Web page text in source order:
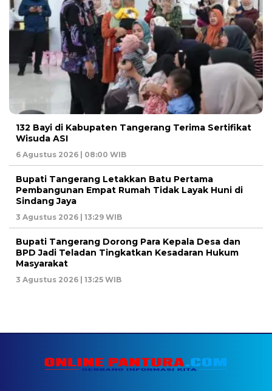
132 Bayi di Kabupaten Tangerang Terima Sertifikat
Wisuda ASI
6 Agustus 2026 | 08:00 WIB
Bupati Tangerang Letakkan Batu Pertama
Pembangunan Empat Rumah Tidak Layak Huni di
Sindang Jaya
3 Agustus 2026 | 13:29 WIB
Bupati Tangerang Dorong Para Kepala Desa dan
BPD Jadi Teladan Tingkatkan Kesadaran Hukum
Masyarakat
3 Agustus 2026 | 13:25 WIB